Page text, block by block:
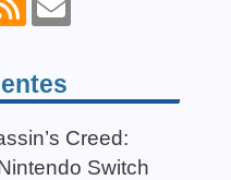
Creed:
Switch